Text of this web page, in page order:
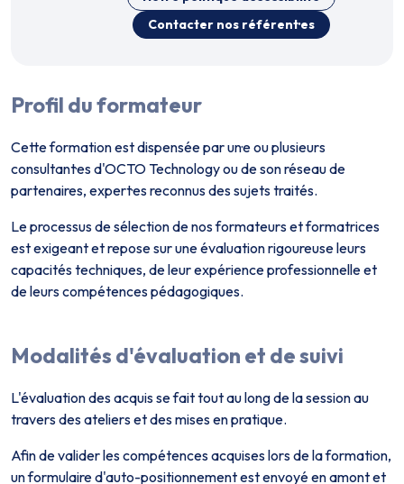
Contacter nos référent·es
Profil du formateur
Cette formation est dispensée par un·e ou plusieurs
consultant·es d'OCTO Technology ou de son réseau de
partenaires, expert·es reconnus des sujets traités.
Le processus de sélection de nos formateurs et formatrices
est exigeant et repose sur une évaluation rigoureuse leurs
capacités techniques, de leur expérience professionnelle et
de leurs compétences pédagogiques.
Modalités d'évaluation et de suivi
L'évaluation des acquis se fait tout au long de la session au
travers des ateliers et des mises en pratique.
Afin de valider les compétences acquises lors de la formation,
un formulaire d'auto-positionnement est envoyé en amont et